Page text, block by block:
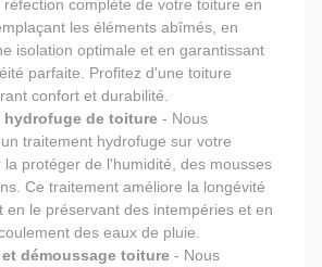
réfection complète de votre toiture en
les éléments abîmés, en
isolation optimale et en garantissant
parfaite. Profitez d'une toiture
confort et durabilité.
hydrofuge de toiture - Nous
traitement hydrofuge sur votre
la protéger de l'humidité, des mousses
Ce traitement améliore la longévité
en le préservant des intempéries et en
des eaux de pluie.
démoussage toiture - Nous